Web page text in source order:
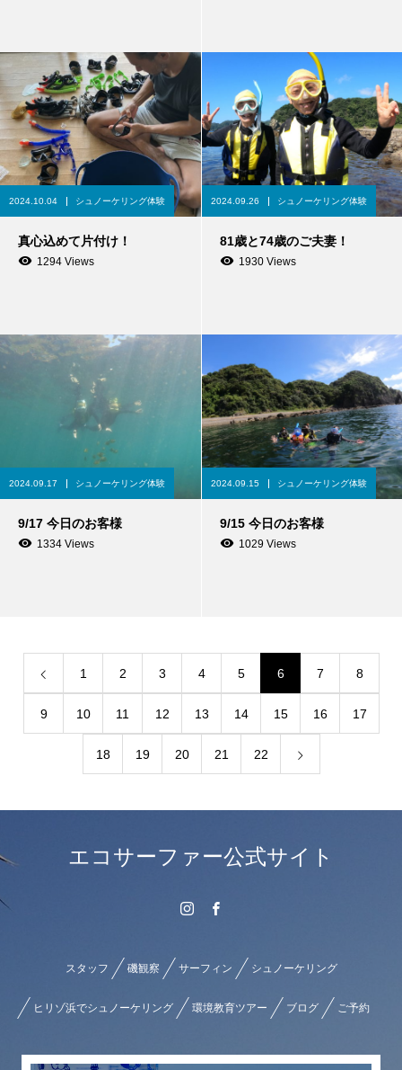
2024.10.04 シュノーケリング体験
真心込めて片付け！
1294 Views
2024.09.26 シュノーケリング体験
81歳と74歳のご夫妻！
1930 Views
2024.09.17 シュノーケリング体験
9/17 今日のお客様
1334 Views
2024.09.15 シュノーケリング体験
9/15 今日のお客様
1029 Views
1 2 3 4 5 6 7 8
9 10 11 12 13 14 15 16 17
18 19 20 21 22
エコサーファー公式サイト
スタッフ 磯観察 サーフィン シュノーケリング
ヒリゾ浜でシュノーケリング 環境教育ツアー ブログ ご予約